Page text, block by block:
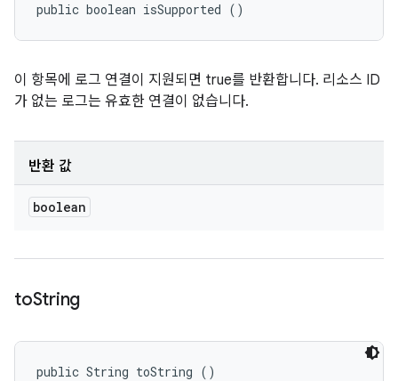
public boolean isSupported ()
이 항목에 로그 연결이 지원되면 true를 반환합니다. 리소스 ID
가 없는 로그는 유효한 연결이 없습니다.
반환 값
boolean
toString
public String toString ()